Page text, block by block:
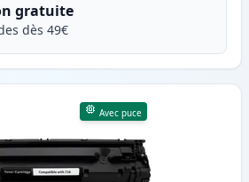
gratuite
dès 49€
Avec puce